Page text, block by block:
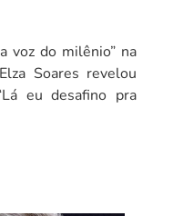
voz do milênio” na
Soares revelou
eu desafino pra